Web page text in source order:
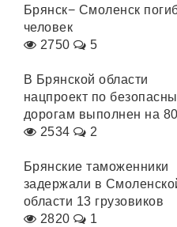
Брянск− Смоленск
человек
2750
5
В Брянской области
нацпроект по
дорогам выполнен на
2534
2
Брянские таможенники
задержали в
области 13 грузовиков
2820
1